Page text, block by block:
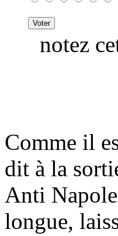
notez
Comme il
dit à la
Anti
longue,